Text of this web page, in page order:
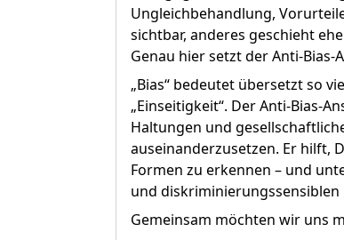
Ungleichbehandlung,
sichtbar, anderes geschieht
Genau hier setzt der Anti-Bias-
„Bias“ bedeutet übersetzt so
„Einseitigkeit“. Der Anti-Bias-
Haltungen und
auseinanderzusetzen. Er hilft,
Formen zu erkennen – und
und
Gemeinsam möchten wir uns